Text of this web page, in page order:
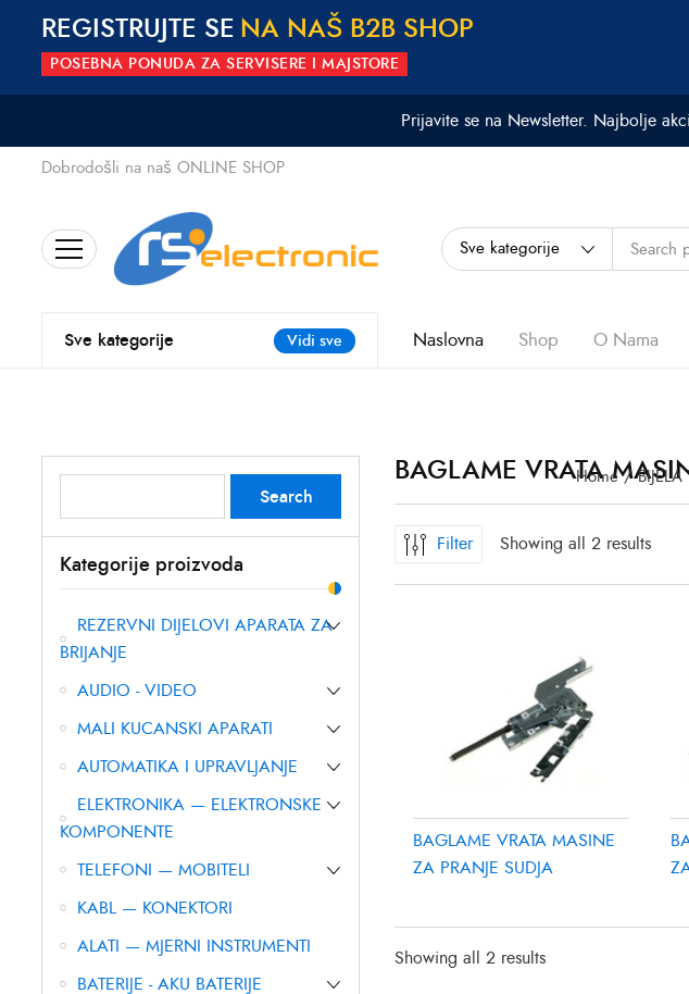
REGISTRUJTE SE NA NAŠ B2B S H OP
POSEBNA PONUDA ZA SERVISERE I MAJSTORE
Prijavite se na Newsletter. Najbolje
Dobrodošli na naš ONLINE SHOP
Sve kategorije Vidi sve Naslovna Shop O Nama
BAGLAME VRATA
Home /
Filter Showing all 2 results
BAGLAME VRATA MASINE
ZA PRANJE SUDJA
Showing all 2 results
for:
Search
Kategorije proizvoda
REZERVNI DIJELOVI APARATA ZA
BRIJANJE
AUDIO - VIDEO
MALI KUCANSKI APARATI
AUTOMATIKA I UPRAVLJANJE
ELEKTRONIKA — ELEKTRONSKE
KOMPONENTE
TELEFONI — MOBITELI
KABL — KONEKTORI
ALATI — MJERNI INSTRUMENTI
BATERIJE - AKU BATERIJE